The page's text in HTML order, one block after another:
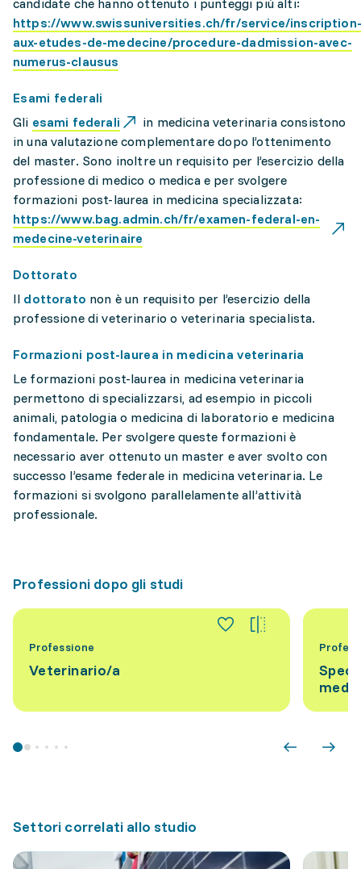
candidate che hanno ottenuto i punteggi più alti:
https://www.swissuniversities.ch/fr/service/inscription-
aux-etudes-de-medecine/procedure-dadmission-avec-
numerus-clausus
Esami federali
Gli esami federali
in medicina veterinaria consistono
in una valutazione complementare dopo l’ottenimento
del master. Sono inoltre un requisito per l’esercizio della
professione di medico o medica e per svolgere
formazioni post-laurea in medicina specializzata:
https://www.bag.admin.ch/fr/examen-federal-en-
medecine-veterinaire
Dottorato
Il dottorato non è un requisito per l’esercizio della
professione di veterinario o veterinaria specialista.
Formazioni post-laurea in medicina veterinaria
Le formazioni post-laurea in medicina veterinaria
permettono di specializzarsi, ad esempio in piccoli
animali, patologia o medicina di laboratorio e medicina
fondamentale. Per svolgere queste formazioni è
necessario aver ottenuto un master e aver svolto con
successo l’esame federale in medicina veterinaria. Le
formazioni si svolgono parallelamente all’attività
professionale.
Professioni dopo gli studi
Professione
Veterinario/a
Settori correlati allo studio